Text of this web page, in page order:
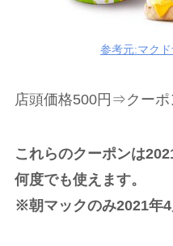
参考元:マク
店頭価格500円⇒クーポ
これらのクーポンは
何度でも使えます。
※朝マックのみ2021年